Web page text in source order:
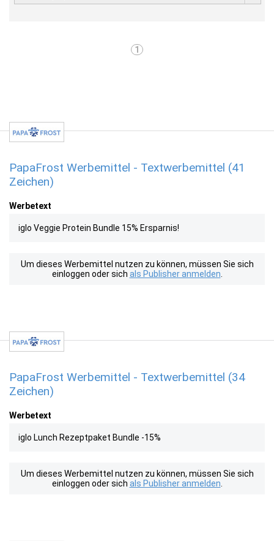
1
PapaFrost Werbemittel - Textwerbemittel (41
Zeichen)
Werbetext
iglo Veggie Protein Bundle 15% Ersparnis!
Um dieses Werbemittel nutzen zu können, müssen Sie sich
einloggen oder sich als Publisher anmelden
PapaFrost Werbemittel - Textwerbemittel (34
Zeichen)
Werbetext
iglo Lunch Rezeptpaket Bundle -15%
Um dieses Werbemittel nutzen zu können, müssen Sie sich
einloggen oder sich als Publisher anmelden